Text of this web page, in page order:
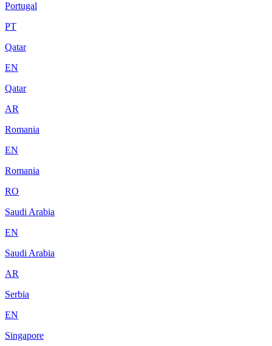
Portugal
PT
Qatar
EN
Qatar
AR
Romania
EN
Romania
RO
Saudi Arabia
EN
Saudi Arabia
AR
Serbia
EN
Singapore